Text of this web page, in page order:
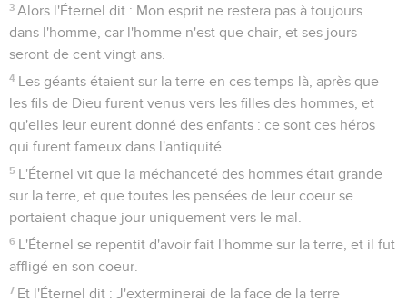
3 Alors l'Éternel dit : Mon esprit ne restera pas à toujours
dans l'homme, car l'homme n'est que chair, et ses jours
seront de cent vingt ans.
4 Les géants étaient sur la terre en ces temps-là, après que
les fils de Dieu furent venus vers les filles des hommes, et
qu'elles leur eurent donné des enfants : ce sont ces héros
qui furent fameux dans l'antiquité.
5 L'Éternel vit que la méchanceté des hommes était grande
sur la terre, et que toutes les pensées de leur coeur se
portaient chaque jour uniquement vers le mal.
6 L'Éternel se repentit d'avoir fait l'homme sur la terre, et il fut
affligé en son coeur.
7 Et l'Éternel dit : J'exterminerai de la face de la terre